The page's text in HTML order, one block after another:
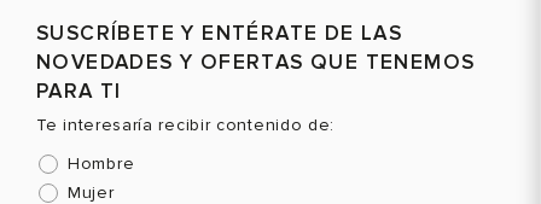
SUSCRÍBETE Y ENTÉRATE DE LAS
NOVEDADES Y OFERTAS QUE TENEMOS
PARA TI
Te interesaría recibir contenido de:
Hombre
Mujer